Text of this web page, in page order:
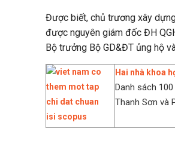
Được biết, chủ trương xây
được nguyên giám đốc ĐH
Bộ trưởng Bộ GD&ĐT ủng hộ
Hai nhà khoa
Danh sách
Thanh Sơn và